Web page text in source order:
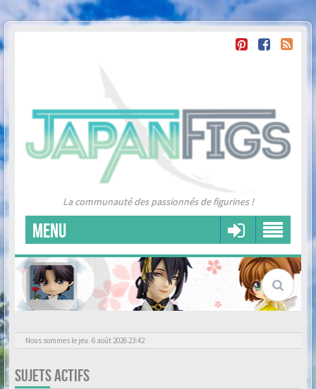
La communauté des passionnés de figurines !
MENU
Nous sommes le jeu. 6 août 2026 23:42
SUJETS ACTIFS